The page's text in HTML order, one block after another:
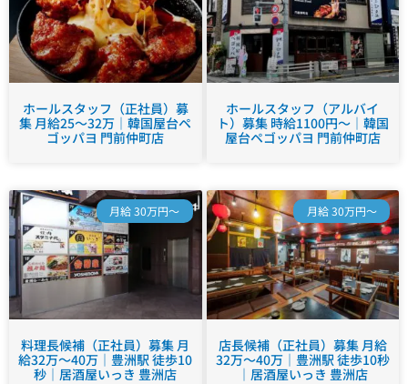
ホールスタッフ（正社員）募
集 月給25～32万｜韓国屋台ペ
ゴッパヨ 門前仲町店
ホールスタッフ（アルバイ
ト）募集 時給1100円～｜韓国
屋台ペゴッパヨ 門前仲町店
月給 30万円～
料理長候補（正社員）募集 月
給32万～40万｜豊洲駅 徒歩10
秒｜居酒屋いっき 豊洲店
月給 30万円～
店長候補（正社員）募集 月給
32万～40万｜豊洲駅 徒歩10秒
｜居酒屋いっき 豊洲店